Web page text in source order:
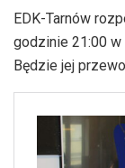
dźwiękowych
EDK-Tarnów
godzinie 21:00
Będzie jej